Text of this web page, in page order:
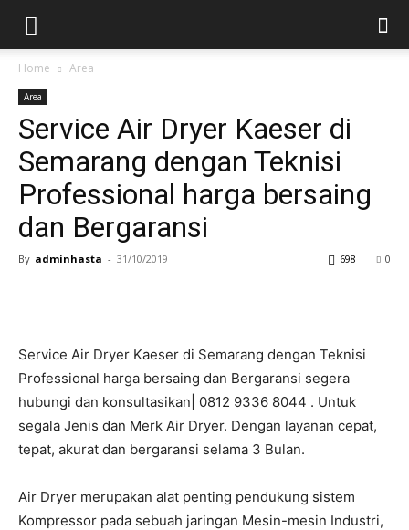
Home Area
Area
Service Air Dryer Kaeser di
Semarang dengan Teknisi
Professional harga bersaing
dan Bergaransi
By adminhasta - 31/10/2019 0
698
Service Air Dryer Kaeser di Semarang dengan Teknisi
Professional harga bersaing dan Bergaransi segera
hubungi dan konsultasikan| 0812 9336 8044 . Untuk
segala Jenis dan Merk Air Dryer. Dengan layanan cepat,
tepat, akurat dan bergaransi selama 3 Bulan.
Air Dryer merupakan alat penting pendukung sistem
Kompressor pada sebuah jaringan Mesin-mesin Industri,